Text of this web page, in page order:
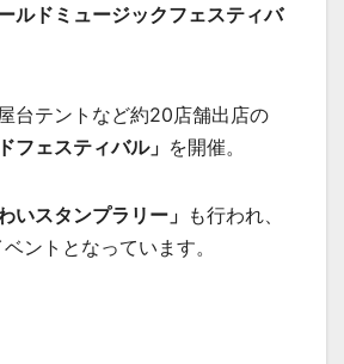
ールドミュージックフェスティバ
台テントなど約20店舗出店の
フェスティバル」 を開催。
いスタンプラリー」 も行われ、
ントとなっています。